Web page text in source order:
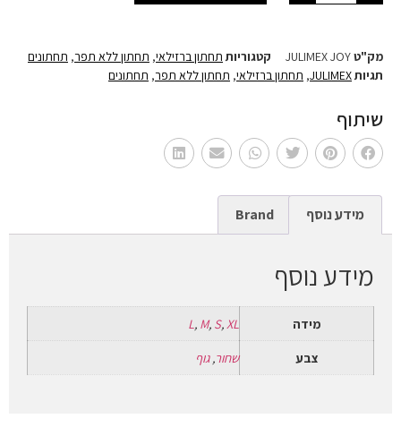
מק"טJULIMEX JOY קטגוריות תחתון ברזילאי, תחתון ללא תפר, תחתונים
תגיותJULIMEX
, תחתון ברזילאי, תחתון ללא תפר, תחתונים
שיתוף
מידע נוסף Brand
מידע נוסף
מידה L, M, S,XL
צבע
שחור,גוף